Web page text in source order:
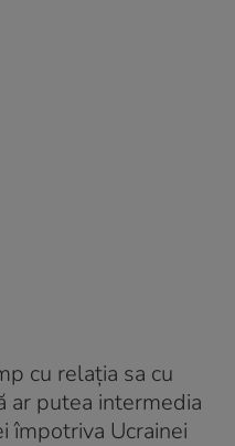
cu relaţia sa cu
ar putea intermedia
împotriva Ucrainei